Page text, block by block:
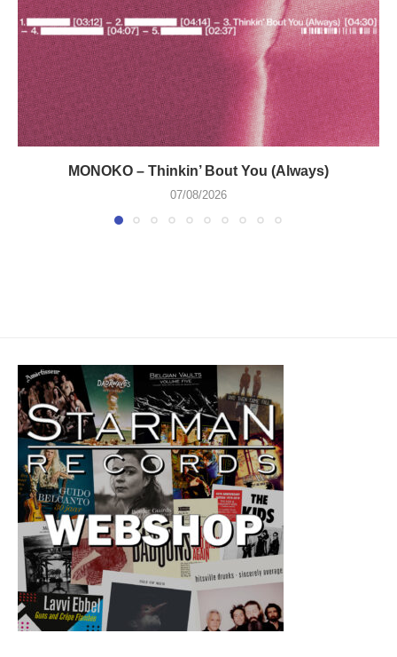
MONOKO – Thinkin’ Bout You (Always)
07/08/2026